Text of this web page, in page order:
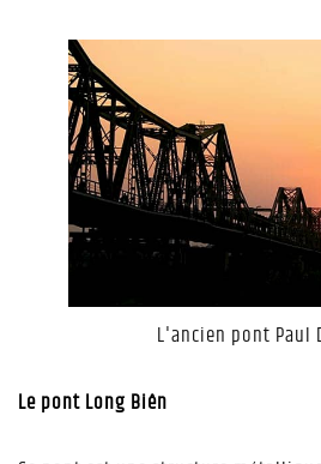
L'ancien pont Paul
Le pont Long Biên